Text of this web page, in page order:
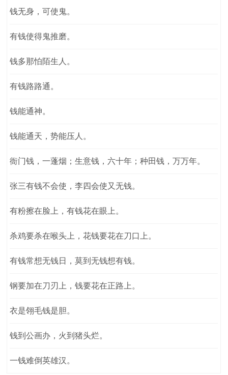
钱无身，可使鬼。
有钱使得鬼推磨。
钱多那怕陌生人。
有钱路路通。
钱能通神。
钱能通天，势能压人。
衙门钱，一蓬烟；生意钱，六十年；种田钱，万万年。
张三有钱不会使，李四会使又无钱。
有粉擦在脸上，有钱花在眼上。
杀鸡要杀在喉头上，花钱要花在刀口上。
有钱常想无钱日，莫到无钱想有钱。
钢要加在刀刃上，钱要花在正路上。
衣是翎毛钱是胆。
钱到公画办，火到猪头烂。
一钱难倒英雄汉。